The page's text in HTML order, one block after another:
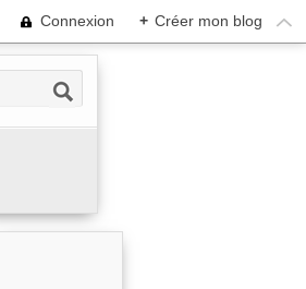
Connexion + Créer mon blog